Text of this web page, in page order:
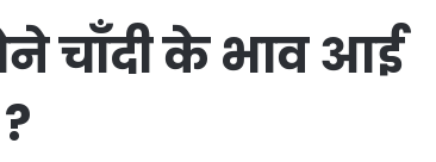
चाँदी के भाव आई